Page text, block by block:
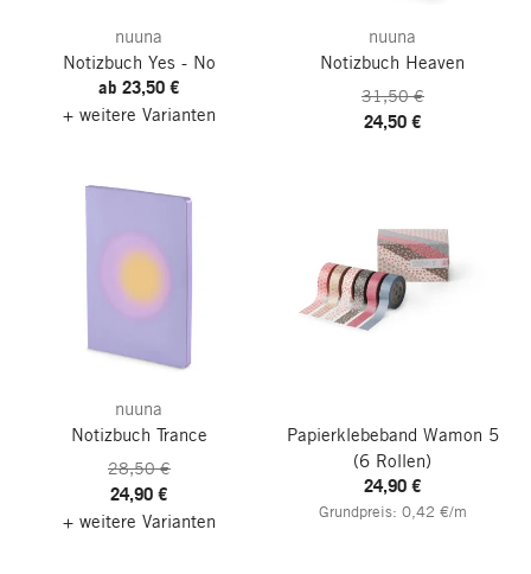
nuuna
Notizbuch Yes - No
ab 23,50 €
+ weitere Varianten
nuuna
Notizbuch Heaven
31,50 €
24,50 €
nuuna
Notizbuch Trance
28,50 €
24,90 €
+ weitere Varianten
Papierklebeband Wamon 5
(6 Rollen)
24,90 €
Grundpreis: 0,42 €/m